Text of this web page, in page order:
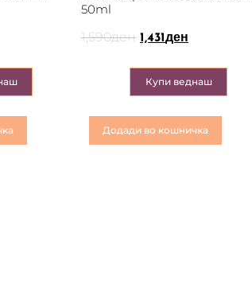
50ml
1,590ден 1,431 ден
Купи веднаш
Додади во кошничка